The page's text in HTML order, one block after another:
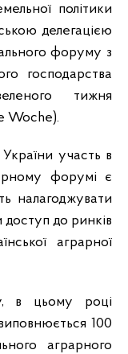
політики
делегацією
форуму з
господарства
тижня
Woche).
участь в
форумі є
налагоджувати
доступ до ринків
аграрної
в цьому році
100
аграрного